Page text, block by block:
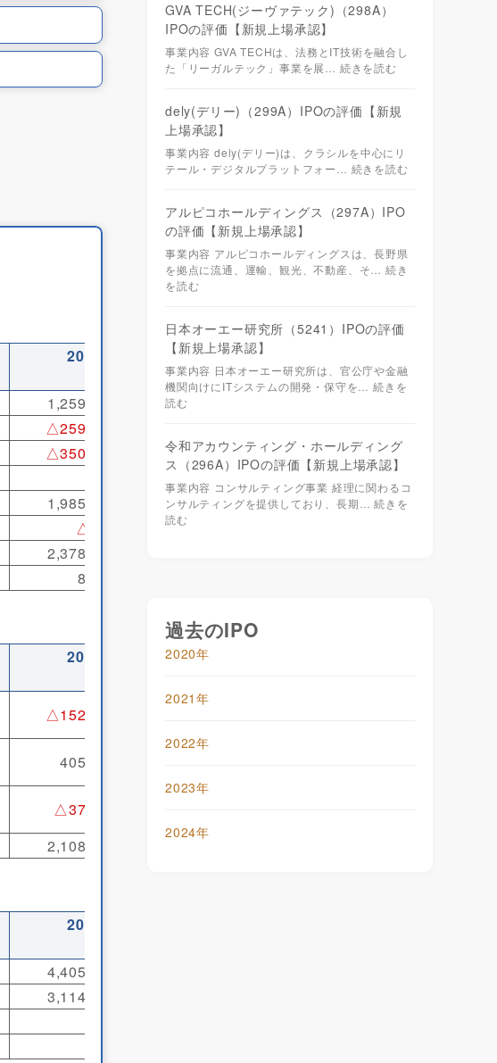
2021年
2022年
8月
1,259,318
1,978,230
△259,703
△350,425
△196,366
△41
1,985,863
1,793,709
△877
2,378,477
83.40
2021年
2022年
△152,760
405,343
△37,413
2,108,133 1,844,536
2021年
4,405,200
3,114,578
GVA TECH(ジーヴァテック)（298A）
IPOの評価【新規上場承認】
事業内容 GVA TECHは、法務とIT技術を融合し
た「リーガルテック」事業を展… 続きを読む
dely(デリー)（299A）IPOの評価【新規
上場承認】
事業内容 dely(デリー)は、クラシルを中心にリ
テール・デジタルプラットフォー… 続きを読む
アルピコホールディングス（297A）IPO
の評価【新規上場承認】
事業内容 アルピコホールディングスは、長野県
を拠点に流通、運輸、観光、不動産、そ…続き
を読む
日本オーエー研究所（5241）IPOの評価
【新規上場承認】
事業内容 日本オーエー研究所は、官公庁や金融
機関向けにITシステムの開発・保守を…続きを
読む
令和アカウンティング・ホールディング
ス（296A）IPOの評価【新規上場承認】
事業内容 コンサルティング事業 経理に関わるコ
ンサルティングを提供しており、長期…続きを
読む
過去のIPO
2020年
2021年
2022年
2023年
2024年